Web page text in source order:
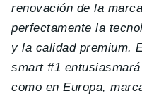
renovación de la
perfectamente la
y la calidad premium.
smart #1
como en Europa,